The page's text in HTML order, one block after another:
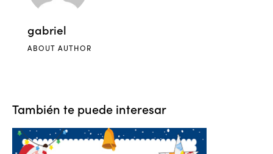
gabriel
ABOUT AUTHOR
También te puede interesar